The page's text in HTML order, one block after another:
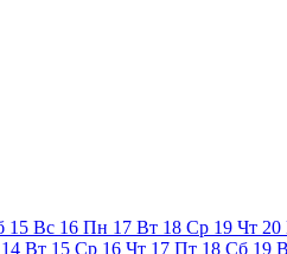
15 Вс 16 Пн 17 Вт 18 Ср 19 Чт 20
14 Вт 15 Ср 16 Чт 17 Пт 18 Сб 19